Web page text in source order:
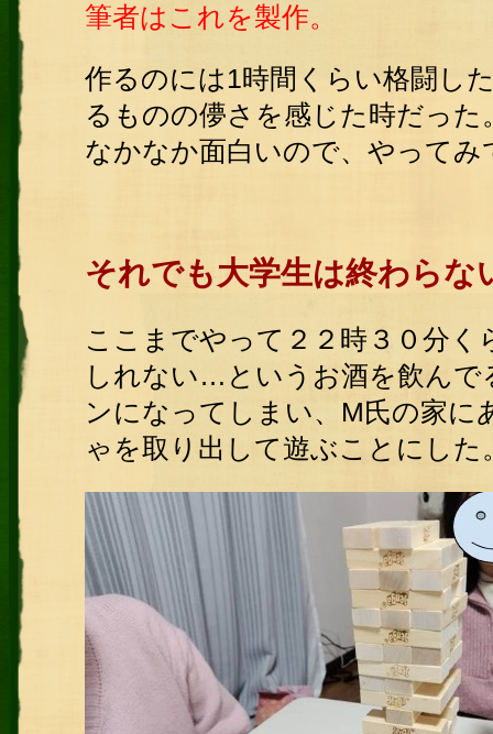
筆者はこれを製作。
作るのには1時間くらい格闘し
るものの儚さを感じた時だっ
なかなか面白いので、やってみ
それでも大学生は終わらな
ここまでやって２２時３０分
しれない…というお酒を飲んで
ンになってしまい、M氏の家
ゃを取り出して遊ぶことにした